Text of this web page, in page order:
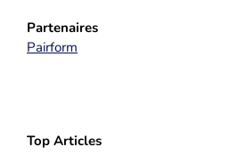
Partenaires
Pairform
Top Articles